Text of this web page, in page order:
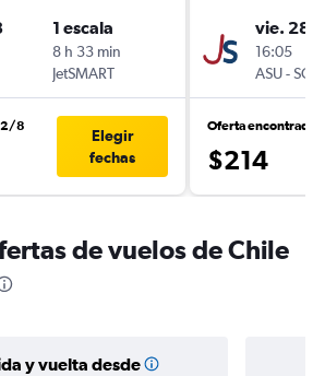
1 escala
8 h 33 min
JetSMART
2/8
Elegir
fechas
vie. 28/
16:05
ASU-SCL
Oferta encontrada
$214
de vuelos de Chile
y vuelta desde